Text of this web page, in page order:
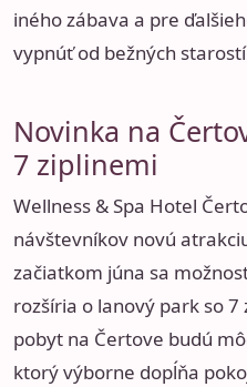
iného zábava a pre
vypnúť od bežných
Novinka na
7 ziplinemi
Wellness & Spa Hotel
návštevníkov novú
začiatkom júna sa
rozšíria o lanový park so
pobyt na Čertove budú
ktorý výborne dopĺňa